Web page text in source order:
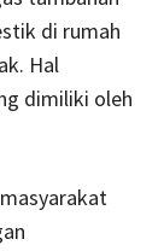
di rumah
Hal
dimiliki oleh